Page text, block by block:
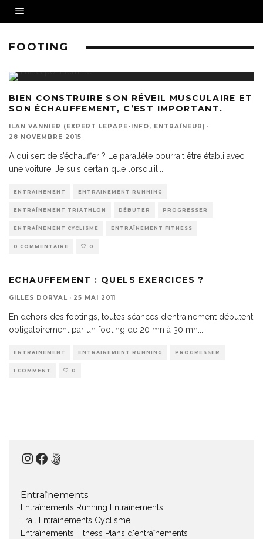
FOOTING
BIEN CONSTRUIRE SON RÉVEIL MUSCULAIRE ET
SON ÉCHAUFFEMENT, C’EST IMPORTANT.
ILAN VANNIER (EXPERT LEPAPE-INFO, ENTRAÎNEUR) ·
28 NOVEMBRE 2015
A qui sert de s’échauffer ? Le parallèle pourrait être établi avec
une voiture. Je suis certain que lorsqu’il
ENTRAÎNEMENT ENTRAÎNEMENT RUNNING
ENTRAÎNEMENT TRIATHLON DÉBUTER PROGRESSER
ENTRAÎNEMENT CYCLISME ENTRAÎNEMENT FITNESS
0 COMMENTAIRE 0
ECHAUFFEMENT : QUELS EXERCICES ?
GILLES DORVAL · 25 MAI 2011
En dehors des footings, toutes séances d’entrainement débutent
obligatoirement par un footing de 20 mn à 30 mn
ENTRAÎNEMENT ENTRAÎNEMENT RUNNING PROGRESSER
1 COMMENT 0
Instagram
Facebook
500px
Entraînements
Entraînements Running Entraînements
Trail
Entraînements Cyclisme
Entraînements Fitness Plans d'entraînements